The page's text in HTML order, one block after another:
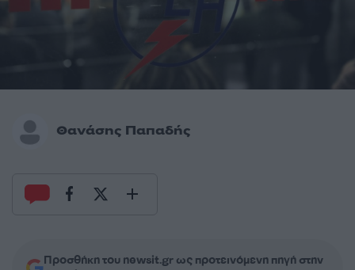
Θανάσης Παπαδής
Προσθήκη του newsit.gr ως προτεινόμενη πηγή στην